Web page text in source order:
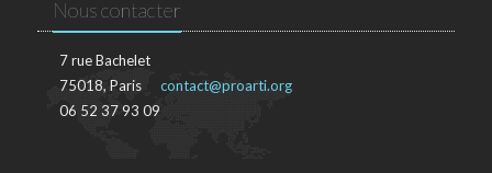
Nous contacter
7 rue Bachelet
75018, Paris
06 52 37 93 09
contact@proarti.org